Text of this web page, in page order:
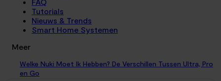
Tutorials
Nieuws & Trends
Smart Home Systemen
Meer
Welke Nuki Moet Ik Hebben? De Verschillen Tussen Ultra, Pro
en Go